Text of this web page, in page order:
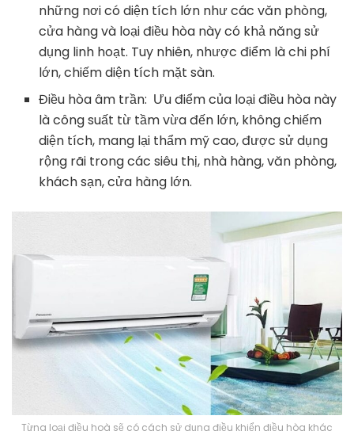
những nơi có diện tích lớn như các văn phòng,
cửa hàng và loại điều hòa này có khả năng sử
dụng linh hoạt. Tuy nhiên, nhược điểm là chi phí
lớn, chiếm diện tích mặt sàn.
Điều hòa âm trần: Ưu điểm của loại điều hòa này
là công suất từ tầm vừa đến lớn, không chiếm
diện tích, mang lại thẩm mỹ cao, được sử dụng
rộng rãi trong các siêu thị, nhà hàng, văn phòng,
khách sạn, cửa hàng lớn.
Từng loại điều hoà sẽ có cách sử dụng điều khiển điều hòa khác